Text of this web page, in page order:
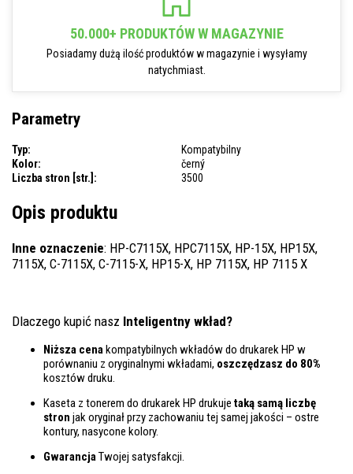
50.000+ PRODUKTÓW W MAGAZYNIE
Posiadamy dużą ilość produktów w magazynie i wysyłamy
natychmiast.
Parametry
Typ:
Kompatybilny
Kolor:
černý
Liczba stron [str.]:
3500
Opis produktu
Inne oznaczenie: HP-C7115X, HPC7115X, HP-15X, HP15X,
7115X, C-7115X, C-7115-X, HP15-X, HP 7115X, HP 7115 X
Dlaczego kupić nasz Inteligentny wkład?
Niższa cenakompatybilnych wkładów do drukarek HP w
porównaniu z oryginalnymi wkładami, oszczędzasz do 80%
kosztów druku.
Kaseta z tonerem do drukarek HP drukuje taką samą liczbę
stron jak oryginał przy zachowaniu tej samej jakości – ostre
kontury, nasycone kolory.
GwarancjaTwojej satysfakcji.